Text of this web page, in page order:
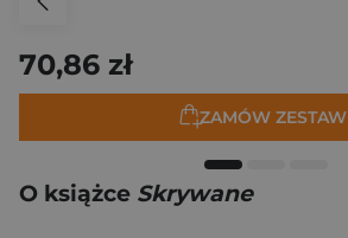
70,86 zł
ZAMÓW ZESTAW
O książce Skrywane